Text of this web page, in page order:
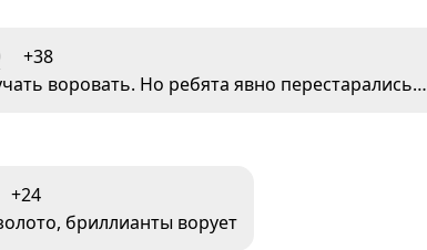
+38
воровать. Но ребята явно перестарались…
+24
бриллианты ворует